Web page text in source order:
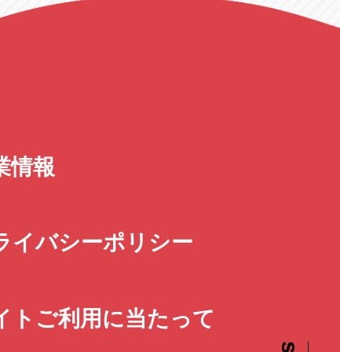
情報
イバシーポリシー
トご利用に当たって